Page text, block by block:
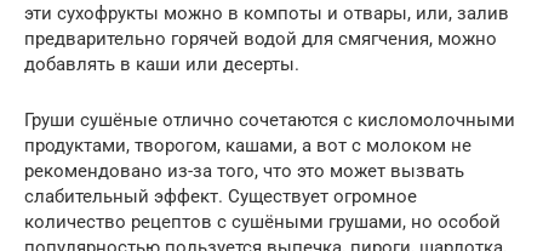
эти сухофрукты можно в компоты и отвары, или, залив
предварительно горячей водой для смягчения, можно
добавлять в каши или десерты.
Груши сушёные отлично сочетаются с кисломолочными
продуктами, творогом, кашами, а вот с молоком не
рекомендовано из-за того, что это может вызвать
слабительный эффект. Существует огромное
количество рецептов с сушёными грушами, но особой